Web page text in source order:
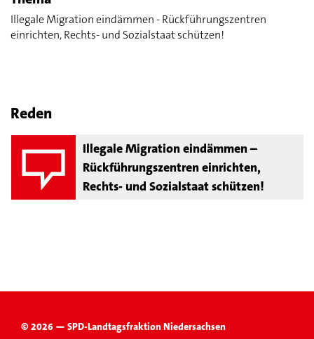
Illegale Migration eindämmen - Rückführungszentren
einrichten, Rechts- und Sozialstaat schützen!
Reden
Illegale Migration eindämmen –
Rückführungszentren einrichten,
Rechts- und Sozialstaat schützen!
© 2026 — SPD-Landtagsfraktion Niedersachsen